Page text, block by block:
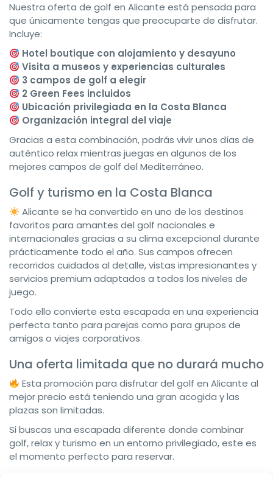
Nuestra oferta de golf en Alicante está pensada para
que únicamente tengas que preocuparte de disfrutar.
Incluye:
Hotel boutique con alojamiento y desayuno
Visita a museos y experiencias culturales
3 campos de golf a elegir
2 Green Fees incluidos
Ubicación privilegiada en la Costa Blanca
Organización integral del viaje
Gracias a esta combinación, podrás vivir unos días de
auténtico relax mientras juegas en algunos de los
mejores campos de golf del Mediterráneo.
Golf y turismo en la Costa Blanca
Alicante se ha convertido en uno de los destinos
favoritos para amantes del golf nacionales e
internacionales gracias a su clima excepcional durante
prácticamente todo el año. Sus campos ofrecen
recorridos cuidados al detalle, vistas impresionantes y
servicios premium adaptados a todos los niveles de
juego.
Todo ello convierte esta escapada en una experiencia
perfecta tanto para parejas como para grupos de
amigos o viajes corporativos.
Una oferta limitada que no durará mucho
Esta promoción para disfrutar del golf en Alicante al
mejor precio está teniendo una gran acogida y las
plazas son limitadas.
Si buscas una escapada diferente donde combinar
golf, relax y turismo en un entorno privilegiado, este es
el momento perfecto para reservar.